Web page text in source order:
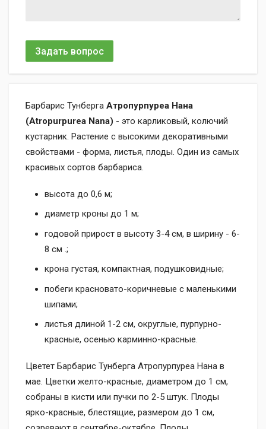
Задать вопрос
Барбарис Тунберга Атропурпуреа Нана
(Atropurpurea Nana) - это карликовый, колючий
кустарник. Растение с высокими декоративными
свойствами - форма, листья, плоды. Один из самых
красивых сортов барбариса.
высота до 0,6 м;
диаметр кроны до 1 м;
годовой прирост в высоту 3-4 см, в ширину - 6-
8 см .;
крона густая, компактная, подушковидные;
побеги красновато-коричневые с маленькими
шипами;
листья длиной 1-2 см, округлые, пурпурно-
красные, осенью карминно-красные.
Цветет Барбарис Тунберга Атропурпуреа Нана в
мае. Цветки желто-красные, диаметром до 1 см,
собраны в кисти или пучки по 2-5 штук. Плоды
ярко-красные, блестящие, размером до 1 см,